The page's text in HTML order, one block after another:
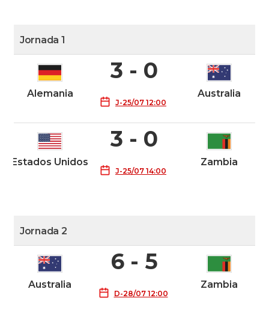
Jornada 1
Alemania
3 - 0
Australia
J-25/07 12:00
Estados Unidos
3 - 0
Zambia
J-25/07 14:00
Jornada 2
Australia
6 - 5
Zambia
D-28/07 12:00